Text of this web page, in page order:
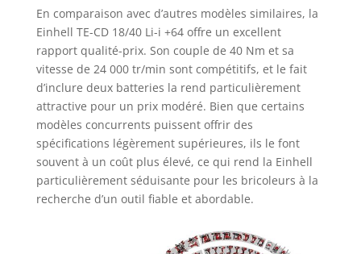
En comparaison avec d’autres modèles similaires, la
Einhell TE-CD 18/40 Li-i +64 offre un excellent
rapport qualité-prix. Son couple de 40 Nm et sa
vitesse de 24 000 tr/min sont compétitifs, et le fait
d’inclure deux batteries la rend particulièrement
attractive pour un prix modéré. Bien que certains
modèles concurrents puissent offrir des
spécifications légèrement supérieures, ils le font
souvent à un coût plus élevé, ce qui rend la Einhell
particulièrement séduisante pour les bricoleurs à la
recherche d’un outil fiable et abordable.